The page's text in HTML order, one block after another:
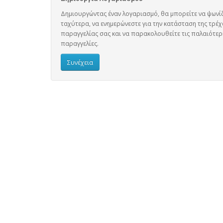
Δημιουργώντας έναν λογαριασμό, θα μπορείτε να
ταχύτερα, να ενημερώνεστε για την κατάσταση της
παραγγελίας σας και να παρακολουθείτε τις
παραγγελίες.
Συνέχεια